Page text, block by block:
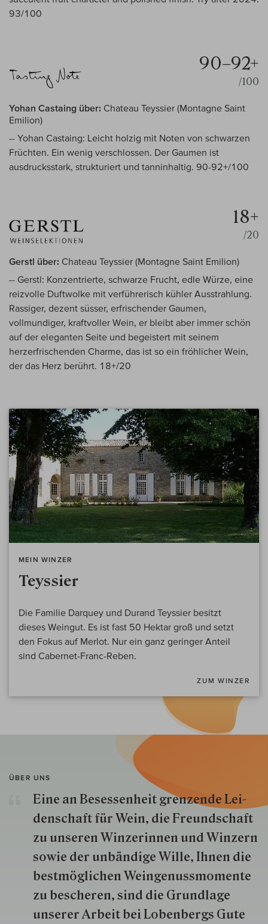
93/100
90–92+
/100
Yohan Castaing über: Chateau Teyssier (Montagne Saint
Emilion)
-- Yohan Castaing: Leicht holzig mit Noten von schwarzen
Früchten. Ein wenig verschlossen. Der Gaumen ist
ausdrucksstark, strukturiert und tanninhaltig. 90-92+/100
18+
/20
Gerstl über: Chateau Teyssier (Montagne Saint Emilion)
-- Gerstl: Konzentrierte, schwarze Frucht, edle Würze, eine
reizvolle Duftwolke mit verführerisch kühler Ausstrahlung.
Rassiger, dezent süsser, erfrischender Gaumen,
vollmundiger, kraftvoller Wein, er bleibt aber immer schön
auf der eleganten Seite und begeistert mit seinem
herzerfrischenden Charme, das ist so ein fröhlicher Wein,
der das Herz berührt. 18+/20
MEIN WINZER
Teyssier
Die Familie Darquey und Durand Teyssier besitzt
dieses Weingut. Es ist fast 50 Hektar groß und setzt
den Fokus auf Merlot. Nur ein ganz geringer Anteil
sind Cabernet-Franc-Reben.
ZUM WINZER
ÜBER UNS
Eine an Besessenheit gren­zende Lei­
den­schaft für Wein, die Freund­schaft
zu unseren Win­zer­innen und Win­zern
so­wie der un­bän­dige Wille, Ihnen die
best­mög­lich­en Wein­genuss­momente
zu besche­ren, sind die Grund­lage
unserer Arbeit bei Lobenbergs Gute